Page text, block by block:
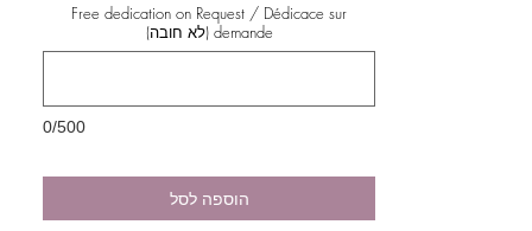
Free dedication on Request / Dédicace sur
demande (לא חובה)
0/500
הוספה לסל